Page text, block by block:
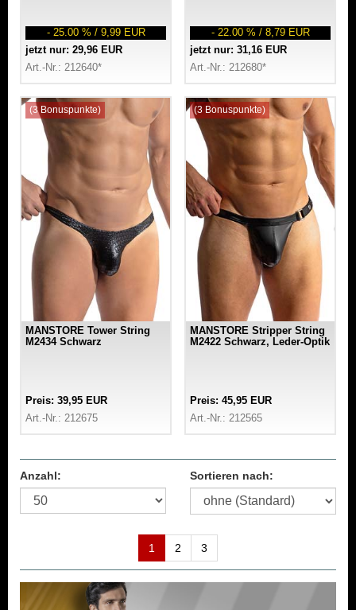
- 25.00 % / 9,99 EUR
jetzt nur: 29,96 EUR
Art.-Nr.: 212640*
- 22.00 % / 8,79 EUR
jetzt nur: 31,16 EUR
Art.-Nr.: 212680*
(3 Bonuspunkte)
MANSTORE Tower String
M2434 Schwarz
Preis: 39,95 EUR
Art.-Nr.: 212675
(3 Bonuspunkte)
MANSTORE Stripper String
M2422 Schwarz, Leder-Optik
Preis: 45,95 EUR
Art.-Nr.: 212565
Anzahl: Sortieren nach:
1 2 3